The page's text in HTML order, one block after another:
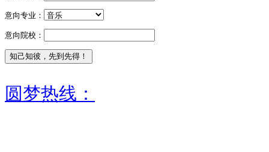
意向专业：
意向院校：
圆梦热线：